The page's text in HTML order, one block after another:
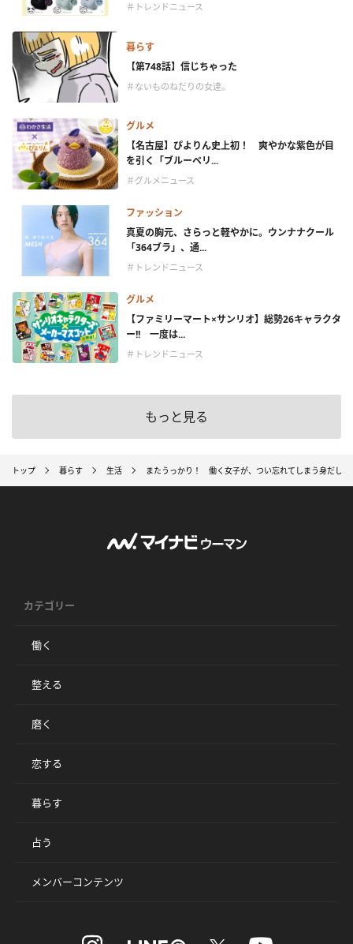
＃トレンドニュース
暮らす
【第748話】信じちゃった
＃ないものねだりの女達。
グルメ
【名古屋】ぴよりん史上初！ 爽やかな紫色が目
を引く「ブルーベリ...
＃グルメニュース
ファッション
真夏の胸元、さらっと軽やかに。ウンナナクール
「364ブラ」、通...
＃トレンドニュース
グルメ
【ファミリーマート×サンリオ】総勢26キャラクタ
ー!! 一度は...
＃トレンドニュース
もっと見る
トップ 暮らす 生活 またうっかり！ 働く女子が、つい忘れてしまう身だしな
カテゴリー
働く
整える
磨く
恋する
暮らす
占う
メンバーコンテンツ